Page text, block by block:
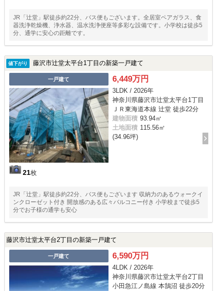
JR「辻堂」駅徒歩約22分、バス便もございます。全居室ペアガラス、食
器洗浄乾燥機、浄水器、温水洗浄便座等多彩な設備です。小学校は徒歩5
分、通学に安心の距離です。
値下がり 藤沢市辻堂太平台1丁目の新築一戸建て
一戸建て
21枚
6,449万円
3LDK / 2026年
神奈川県藤沢市辻堂太平台1丁目
ＪＲ東海道本線 辻堂 徒歩22分
建物面積 93.94㎡
土地面積 115.56㎡
(34.96坪)
JR「辻堂」駅徒歩約22分、バス便もございます 収納力のあるウォークイ
ンクローゼット付き 開放感のある広々バルコニー付き 小学校まで徒歩5
分でお子様の通学も安心
藤沢市辻堂太平台2丁目の新築一戸建て
一戸建て 6,590万円
4LDK / 2026年
神奈川県藤沢市辻堂太平台2丁目
小田急江ノ島線 本鵠沼 徒歩20分